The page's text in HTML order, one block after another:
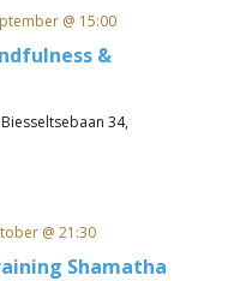
&
@ 15:00
Biesseltsebaan 34,
Shamatha
@ 21:30